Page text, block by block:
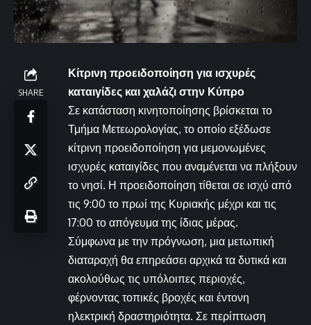
SHARE
Κίτρινη προειδοποίηση για ισχυρές
καταιγίδες και χαλάζι στην Κύπρο
Σε κατάσταση κινητοποίησης βρίσκεται το
Τμήμα Μετεωρολογίας, το οποίο εξέδωσε
κίτρινη προειδοποίηση για μεμονωμένες
ισχυρές καταιγίδες που αναμένεται να πλήξουν
το νησί. Η προειδοποίηση τίθεται σε ισχύ από
τις 9:00 το πρωί της Κυριακής μέχρι και τις
17:00 το απόγευμα της ίδιας μέρας.
Σύμφωνα με την πρόγνωση, μια μετωπική
διαταραχή θα επηρεάσει αρχικά τα δυτικά και
ακολούθως τις υπόλοιπες περιοχές,
φέρνοντας τοπικές βροχές και έντονη
ηλεκτρική δραστηριότητα. Σε περίπτωση